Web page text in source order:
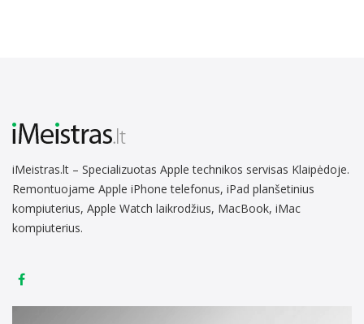
iMeistras.lt – Specializuotas Apple technikos servisas Klaipėdoje.
Remontuojame Apple iPhone telefonus, iPad planšetinius
kompiuterius, Apple Watch laikrodžius, MacBook, iMac
kompiuterius.